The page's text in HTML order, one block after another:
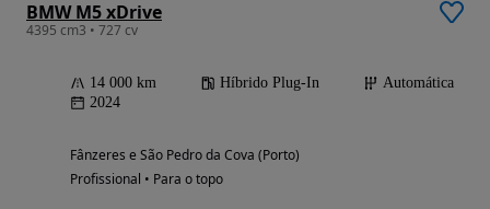
BMW M5 xDrive
4395 cm3 • 727 cv
14 000 km Híbrido Plug-In
Automática
2024
Fânzeres e São Pedro da Cova (Porto)
Profissional • Para o topo